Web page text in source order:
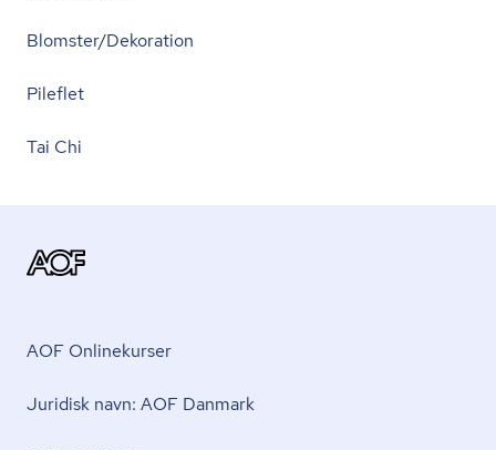
Blomster/Dekoration
Pileflet
Tai Chi
AOF Onlinekurser
Juridisk navn: AOF Danmark